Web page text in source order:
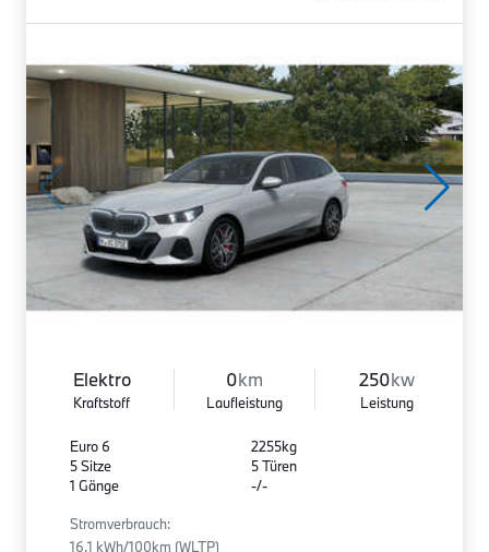
Elektro
Kraftstoff
0km
Laufleistung
250kw
Leistung
Euro 6
5 Sitze
1 Gänge
2255kg
5 Türen
-/-
Stromverbrauch:
16.1 kWh/100km (WLTP)